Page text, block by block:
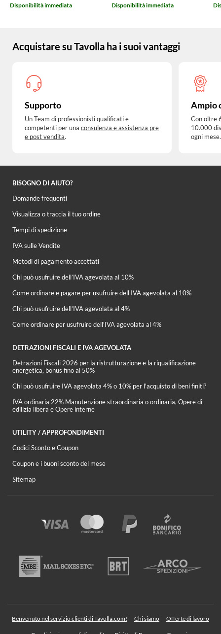
Disponibilità immediata Disponibilità immediata
Acquistare su Tavolla ha i suoi vantaggi
Supporto
Un Team di professionisti qualificati e
competenti per una consulenza e assistenza pre
e post vendita.
Ampio
Con oltre
10.000
ogni mese.
BISOGNO DI AIUTO?
Domande frequenti
Visualizza o traccia il tuo ordine
Tempi di spedizione
IVA sulle Vendite
Metodi di pagamento accettati
Chi può usufruire dell’IVA agevolata al 10%
Come ordinare e pagare per usufruire dell'IVA agevolata al 10%
Chi può usufruire dell’IVA agevolata al 4%
Come ordinare per usufruire dell'IVA agevolata al 4%
DETRAZIONI FISCALI E IVA AGEVOLATA
Detrazioni Fiscali 2026 per la ristrutturazione e la riqualificazione
energetica, bonus fino al 50%
Chi può usufruire IVA agevolata 4% o 10% per l'acquisto di beni finiti?
IVA ordinaria 22% Manutenzione straordinaria o ordinaria, Opere di
edilizia libera e Opere interne
UTILITY / APPROFONDIMENTI
Codici Sconto e Coupon
Coupon e i buoni sconto del mese
Sitemap
Benvenuto nel servizio clienti di Tavolla.com! Chi siamo Offerte di lavoro